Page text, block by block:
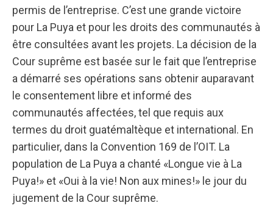
permis de l’entreprise. C’est une grande victoire
pour La Puya et pour les droits des communautés à
être consultées avant les projets. La décision de la
Cour suprême est basée sur le fait que l’entreprise
a démarré ses opérations sans obtenir auparavant
le consentement libre et informé des
communautés affectées, tel que requis aux
termes du droit guatémaltèque et international. En
particulier, dans la Convention 169 de l’OIT. La
population de La Puya a chanté «Longue vie à La
Puya!» et «Oui à la vie! Non aux mines!» le jour du
jugement de la Cour suprême.